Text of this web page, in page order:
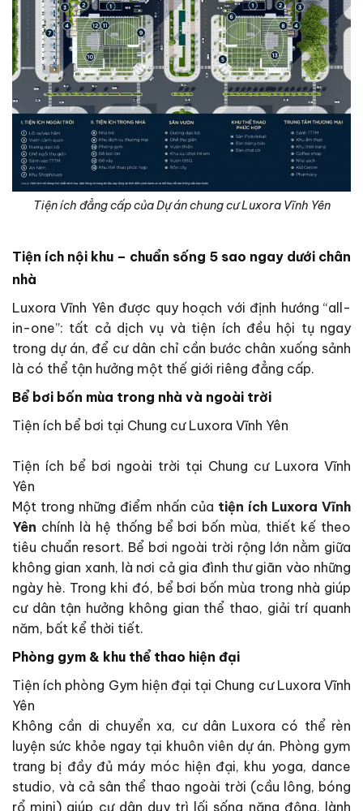
Tiện ích đẳng cấp của Dự án chung cư Luxora Vĩnh Yên
Tiện ích nội khu – chuẩn sống 5 sao ngay dưới chân
nhà
Luxora Vĩnh Yên được quy hoạch với định hướng “all-
in-one”: tất cả dịch vụ và tiện ích đều hội tụ ngay
trong dự án, để cư dân chỉ cần bước chân xuống sảnh
là có thể tận hưởng một thế giới riêng đẳng cấp.
Bể bơi bốn mùa trong nhà và ngoài trời
Tiện ích bể bơi tại Chung cư Luxora Vĩnh Yên
Tiện ích bể bơi ngoài trời tại Chung cư Luxora Vĩnh
Yên
Một trong những điểm nhấn của tiện ích Luxora Vĩnh
Yên chính là hệ thống bể bơi bốn mùa, thiết kế theo
tiêu chuẩn resort. Bể bơi ngoài trời rộng lớn nằm giữa
không gian xanh, là nơi cả gia đình thư giãn vào những
ngày hè. Trong khi đó, bể bơi bốn mùa trong nhà giúp
cư dân tận hưởng không gian thể thao, giải trí quanh
năm, bất kể thời tiết.
Phòng gym & khu thể thao hiện đại
Tiện ích phòng Gym hiện đại tại Chung cư Luxora Vĩnh
Yên
Không cần di chuyển xa, cư dân Luxora có thể rèn
luyện sức khỏe ngay tại khuôn viên dự án. Phòng gym
trang bị đầy đủ máy móc hiện đại, khu yoga, dance
studio, và cả sân thể thao ngoài trời (cầu lông, bóng
rổ mini) giúp cư dân duy trì lối sống năng động, lành